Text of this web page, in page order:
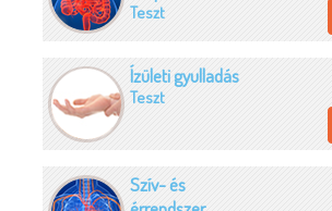
Teszt
Ízületi gyulladás
Teszt
Szív- és